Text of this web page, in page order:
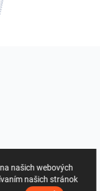
našich webových
našich stránok